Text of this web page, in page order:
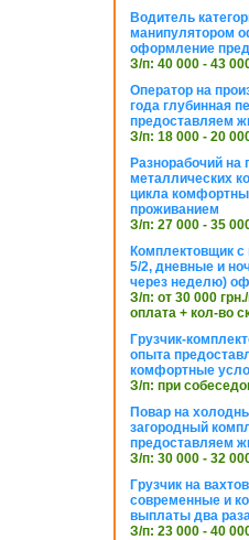
Водитель
манипулятором
оформление
З/п: 40 000 - 43
Оператор на
года глубинная
предоставляем
З/п: 18 000 - 20
Разнорабочий на
металлических
цикла
проживанием
З/п: 27 000 - 35
Комплектовщик
5/2, дневные и
через неделю)
З/п: от 30 000
оплата + кол-во
Грузчик-
опыта
комфортные
З/п: при
Повар на
загородный
предоставляем
З/п: 30 000 - 32
Грузчик на
современные и
выплаты два
З/п: 23 000 - 40